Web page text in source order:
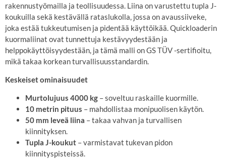
rakennustyömailla ja teollisuudessa. Liina on varustettu tupla J-
koukuilla sekä kestävällä rataslukolla, jossa on avaussiiveke,
joka estää tukkeutumisen ja pidentää käyttöikää. Quickloaderin
kuormaliinat ovat tunnettuja kestävyydestään ja
helppokäyttöisyydestään, ja tämä malli on GS TÜV -sertifioitu,
mikä takaa korkean turvallisuusstandardin.
Keskeiset ominaisuudet
Murtolujuus 4000 kg – soveltuu raskaille kuormille.
10 metrin pituus – mahdollistaa monipuolisen käytön.
50 mm leveä liina – takaa vahvan ja turvallisen
kiinnityksen.
Tupla J-koukut – varmistavat tukevan pidon
kiinnityspisteissä.